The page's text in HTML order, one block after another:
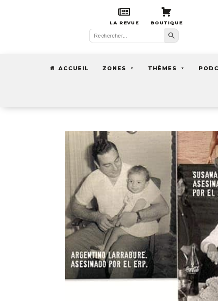
LA REVUE BOUTIQUE
Search
for:
Search Button
ACCUEIL ZONES THÈMES